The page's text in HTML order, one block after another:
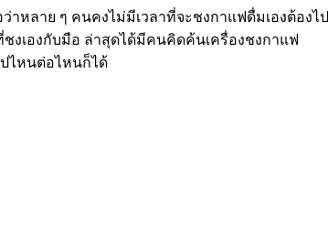
หลาย ๆ คนคงไม่มีเวลาที่จะชงกาแฟดื่มเองต้องไป
งเองกับมือ ล่าสุดได้มีคนคิดค้นเครื่องชงกาแฟ
ไหนต่อไหนก็ได้